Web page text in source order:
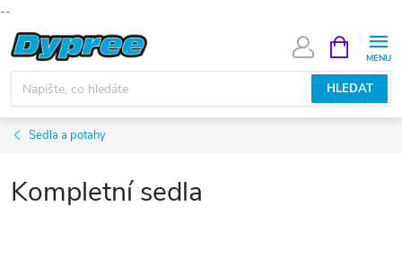
--
Přejít
na
obsah
HLEDAT
NÁKUPNÍ
KOŠÍK
Sedla a potahy
Kompletní sedla